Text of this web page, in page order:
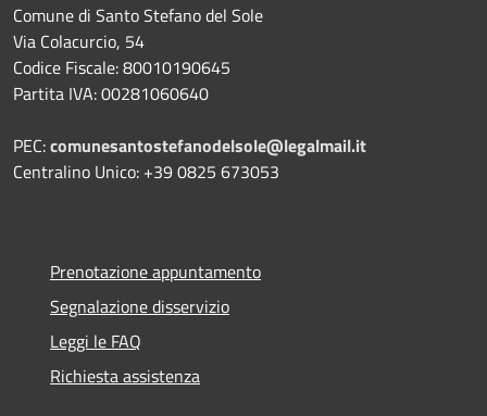
Comune di Santo Stefano del Sole
Via Colacurcio, 54
Codice Fiscale: 80010190645
Partita IVA: 00281060640
PEC:comunesantostefanodelsole@legalmail.it
Centralino Unico: +39 0825 673053
Prenotazione appuntamento
Segnalazione disservizio
Leggi le FAQ
Richiesta assistenza